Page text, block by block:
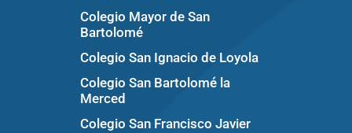
Colegio Mayor de San
Bartolomé
Colegio San Ignacio de Loyola
Colegio San Bartolomé la
Merced
Colegio San Francisco Javier